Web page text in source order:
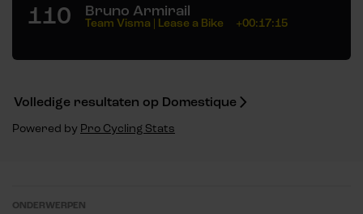
110 Bruno Armirail
Team Visma | Lease a Bike +00:17:15
Volledige resultaten op Domestique
Powered by Pro Cycling Stats
ONDERWERPEN